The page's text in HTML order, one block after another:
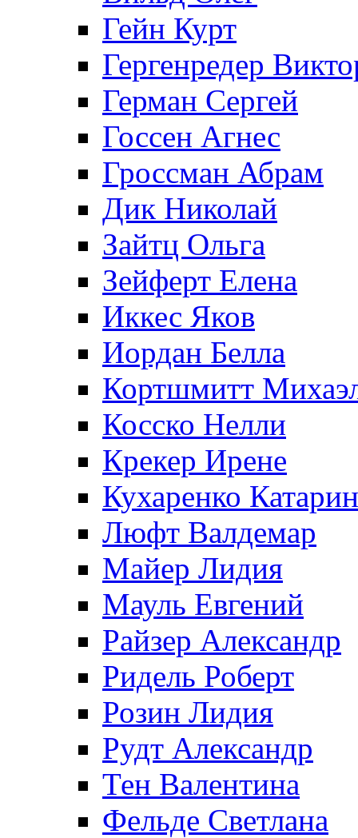
Гейн Курт
Гергенредер
Герман Сергей
Госсен Агнес
Гроссман Абрам
Дик Николай
Зайтц Ольга
Зейферт Елена
Иккес Яков
Иордан Белла
Кортшмитт
Косско Нелли
Крекер Ирене
Кухаренко
Люфт Валдемaр
Майер Лидия
Мауль Евгений
Райзер Александр
Ридель Роберт
Розин Лидия
Рудт Александр
Тен Валентина
Фельде Светлана